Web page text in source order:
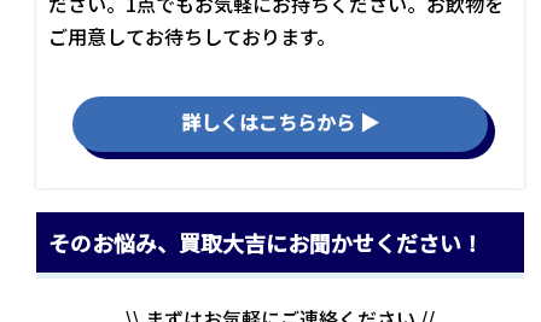
ご用意してお待ちしております。
詳しくはこちらから ▶
そのお悩み、買取大吉にお聞かせください！
\\ まずはお気軽にご連絡ください //